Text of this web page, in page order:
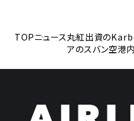
TOPニュース丸紅出資の
アのスバン空港